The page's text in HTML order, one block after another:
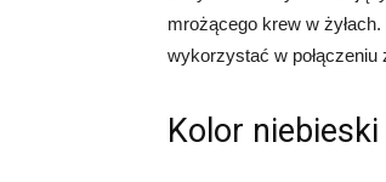
mrożącego krew w
wykorzystać w
Kolor niebieski